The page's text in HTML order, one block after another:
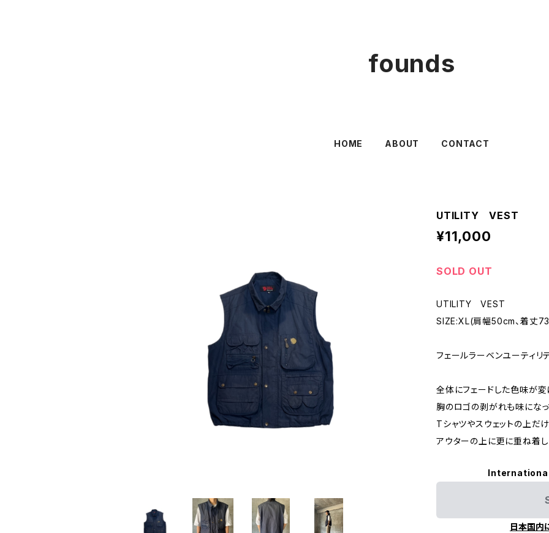
founds
HOME ABOUT CONTACT
UTILITY VEST
¥11,000
SOLD OUT
UTILITY VEST
SIZE:XL(肩幅50cm、着丈
フェールラーベンユーティリ
全体にフェードした色味が
胸のロゴの剥がれも味にな
Tシャツやスウェットの上だ
アウターの上に更に重ね着
日本国内